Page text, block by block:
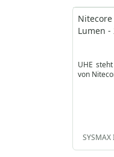
Nitecore
Lumen -
UHE
von